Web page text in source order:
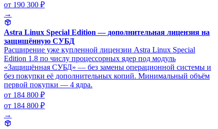
от 190 300 ₽
→
Astra Linux Special Edition — дополнительная лицензия на
защищённую СУБД
Расширение уже купленной лицензии Astra Linux Special
Edition 1.8 по числу процессорных ядер под модуль
«Защищённая СУБД» — без замены операционной системы и
без покупки её дополнительных копий. Минимальный объём
первой покупки — 4 ядра.
от 184 800 ₽
от 184 800 ₽
→